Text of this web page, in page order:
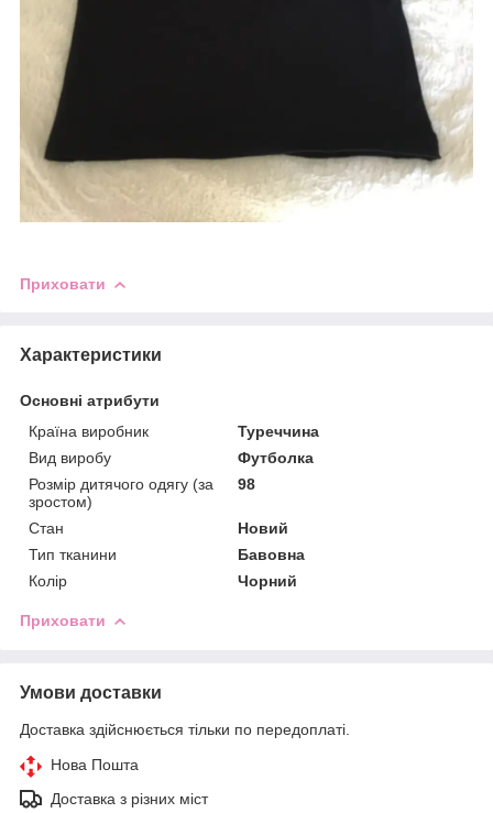
Приховати
Характеристики
Основні атрибути
Країна виробник
Туреччина
Вид виробу
Футболка
Розмір дитячого одягу (за
зростом)
98
Стан
Новий
Тип тканини
Бавовна
Колір
Чорний
Приховати
Умови доставки
Доставка здійснюється тільки по передоплаті.
Нова Пошта
Доставка з різних міст